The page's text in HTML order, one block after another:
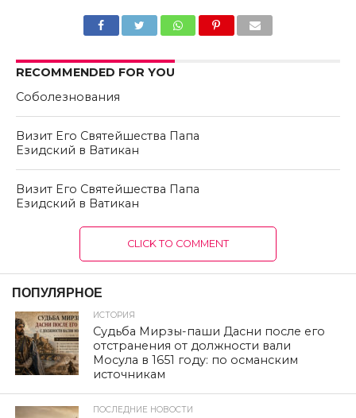
RECOMMENDED FOR YOU
Соболезнования
Визит Его Святейшества Папа
Езидский в Ватикан
Визит Его Святейшества Папа
Езидский в Ватикан
CLICK TO COMMENT
ПОПУЛЯРНОЕ
ИСТОРИЯ
Судьба Мирзы-паши Дасни после его
отстранения от должности вали
Мосула в 1651 году: по османским
источникам
ПОСЛЕДНИЕ НОВОСТИ